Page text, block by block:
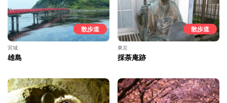
散歩道
宮城
雄島
散歩道
東京
採荼庵跡